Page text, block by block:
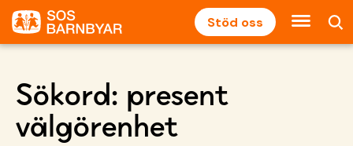
Stöd oss
Sökord: present
välgörenhet